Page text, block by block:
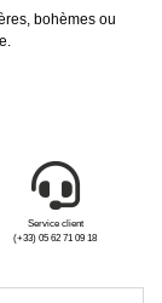
bohèmes ou
Service client
(+33) 05 62 71 09 18